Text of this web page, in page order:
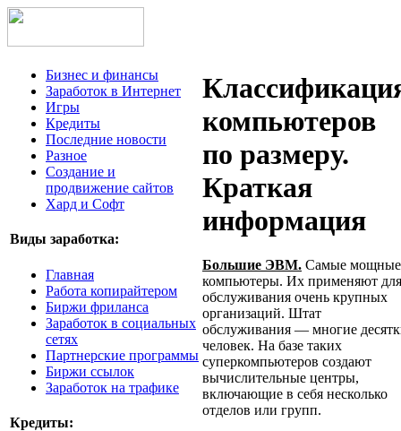
Бизнес и финансы
Заработок в Интернет
Игры
Кредиты
Последние новости
Разное
Создание и
продвижение сайтов
Хард и Софт
Виды заработка:
Главная
Работа копирайтером
Биржи фриланса
Заработок в социальных
сетях
Партнерские программы
Биржи ссылок
Заработок на трафике
Кредиты:
компьютеров
по размеру.
Краткая
информация
Большие ЭВМ. Самые мощные
компьютеры. Их применяют для
обслуживания очень крупных
организаций. Штат
обслуживания — многие
человек. На базе таких
суперкомпьютеров создают
вычислительные центры,
включающие в себя несколько
отделов или групп.